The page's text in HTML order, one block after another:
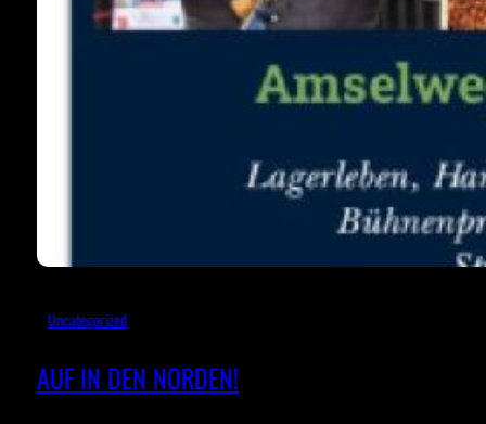
Uncategorized
AUF IN DEN NORDEN!